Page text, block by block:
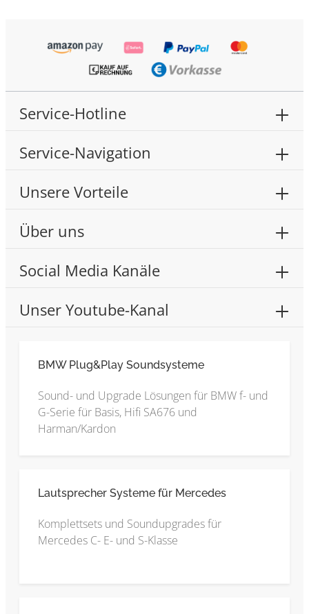
Service-Hotline
Service-Navigation
Unsere Vorteile
Über uns
Social Media Kanäle
Unser Youtube-Kanal
BMW Plug&Play Soundsysteme
Sound- und Upgrade Lösungen für BMW f- und
G-Serie für Basis, Hifi SA676 und
Harman/Kardon
Lautsprecher Systeme für Mercedes
Komplettsets und Soundupgrades für
Mercedes C- E- und S-Klasse